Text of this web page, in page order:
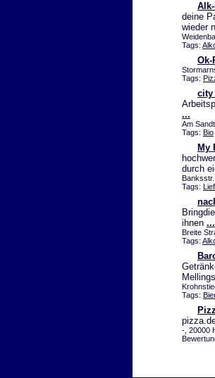
deine
wieder
Tags:
Ok-
Tags:
city
...
Am
Tags: Bio
My
durch
Tags:
ihnen ...
Breite
Tags:
Tags:
-, 20000